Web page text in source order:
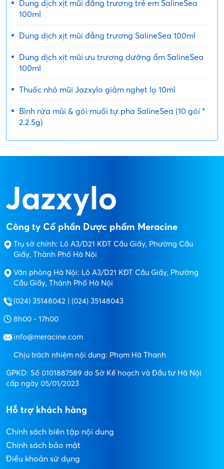
Dung dịch xịt mũi đẳng trương trẻ em SalineSea
100ml
Dung dịch xịt mũi đẳng trương SalineSea 100ml
Dung dịch xịt mũi ưu trương dưỡng ẩm SalineSea
100ml
Thuốc nhỏ mũi Jazxylo giảm nghẹt lọ 10ml
Bình rửa mũi & gói muối tự pha SalineSea (10 gói *
2.2.5g)
Công ty Cổ phần Dược phẩm Meracine
Trụ sở chính: Lô A3/D21 KĐT Cầu Giấy, Phường Cầu
Giấy, Thành Phố Hà Nội
Văn phòng Hà Nội: Lô A3/D21 KĐT Cầu Giấy, Phường
Cầu Giấy, Thành Phố Hà Nội
(024) 35148042 | (024) 35148043
8h00 - 17h00
info@meracine.com
Chịu trách nhiệm nội dung: Phạm Hà Thanh
GPKD: Số 0101887589 do Sở Kế hoạch và Đầu tư Hà Nội
cấp ngày 05/01/2023
Hỗ trợ khách hàng
Chính sách biên tập nội dung
Chính sách bảo mật
Điều khoản sử dụng